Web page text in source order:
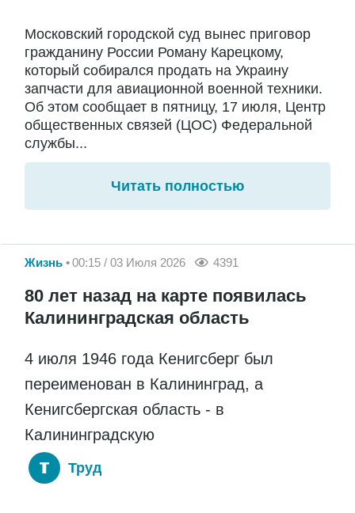
Московский городской суд вынес приговор
гражданину России Роману Карецкому,
который собирался продать на Украину
запчасти для авиационной военной техники.
Об этом сообщает в пятницу, 17 июля, Центр
общественных связей (ЦОС) Федеральной
службы...
Читать полностью
Жизнь 00:15 / 03 Июля 2026 4391
80 лет назад на карте появилась
Калининградская область
4 июля 1946 года Кенигсберг был
переименован в Калининград, а
Кенигсбергская область - в
Калининградскую
Труд